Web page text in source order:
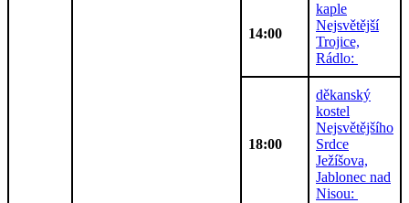
14:00
kaple
Nejsvětější
Trojice,
Rádlo:
18:00
děkanský
kostel
Nejsvětějšího
Srdce
Ježíšova,
Jablonec nad
Nisou: